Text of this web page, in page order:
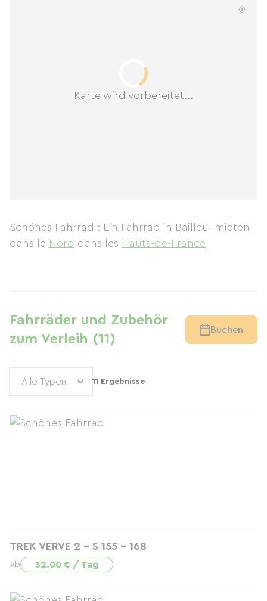
Karte wird vorbereitet...
Schönes Fahrrad : Ein Fahrrad in Bailleul mieten
dans le Nord dans les Hauts-de-France
Fahrräder und Zubehör
zum Verleih (11)
Buchen
11 Ergebnisse
TREK VERVE 2 - S 155 - 168
Ab 32.00 € / Tag